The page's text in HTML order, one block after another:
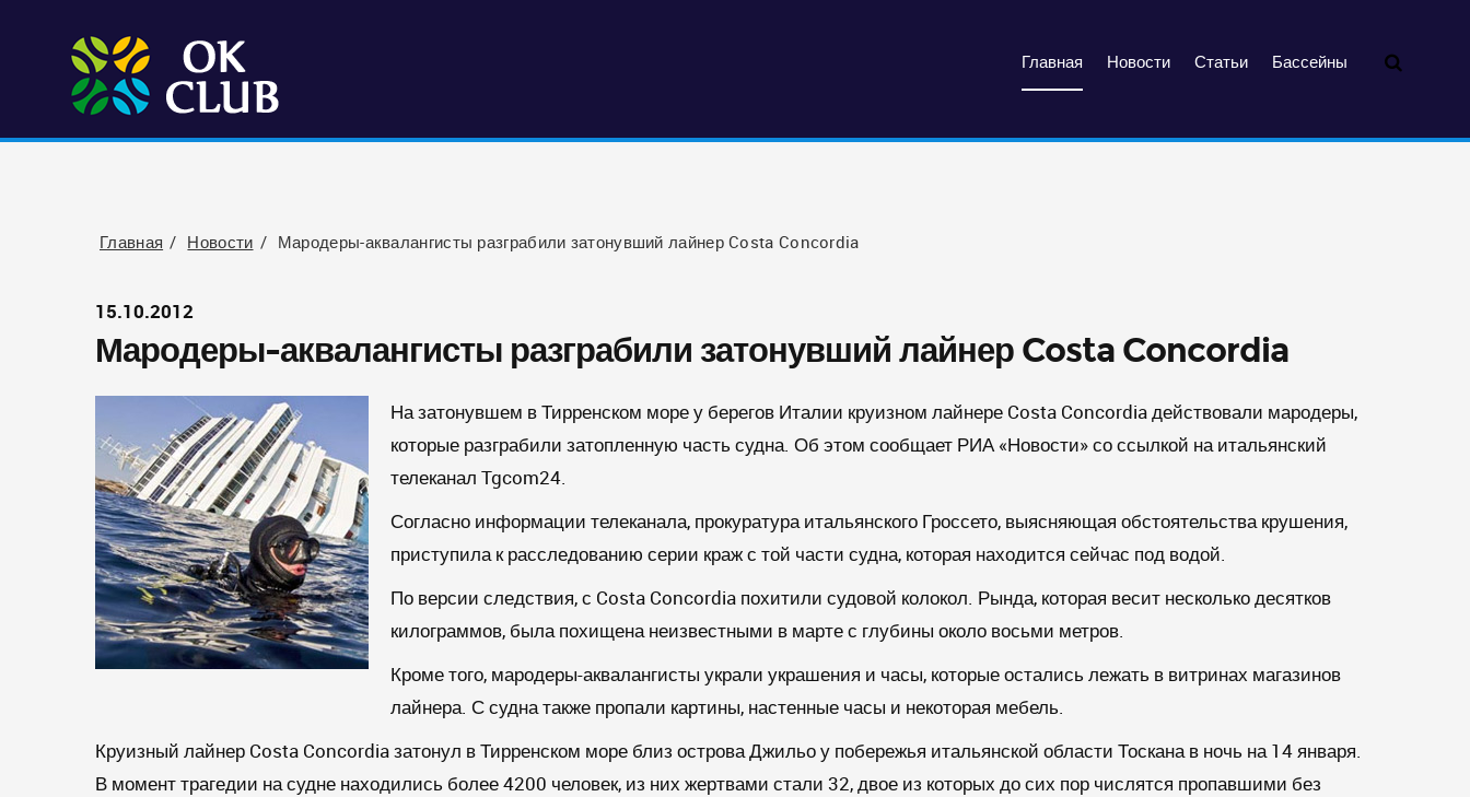
Главная Новости Статьи Бассейны
Главная Новости Мародеры-аквалангисты разграбили затонувший лайнер Costa Concordia
15.10.2012
Мародеры-аквалангисты разграбили затонувший лайнер Costa Concordia
На затонувшем в Тирренском море у берегов Италии круизном лайнере Costa Concordia действовали мародеры,
которые разграбили затопленную часть судна. Об этом сообщает РИА «Новости» со ссылкой на итальянский
телеканал Tgcom24.
Согласно информации телеканала, прокуратура итальянского Гроссето, выясняющая обстоятельства крушения,
приступила к расследованию серии краж с той части судна, которая находится сейчас под водой.
По версии следствия, с Costa Concordia похитили судовой колокол. Рында, которая весит несколько десятков
килограммов, была похищена неизвестными в марте с глубины около восьми метров.
Кроме того, мародеры-аквалангисты украли украшения и часы, которые остались лежать в витринах магазинов
лайнера. С судна также пропали картины, настенные часы и некоторая мебель.
Круизный лайнер Costa Concordia затонул в Тирренском море близ острова Джильо у побережья итальянской области Тоскана в ночь на 14 января.
В момент трагедии на судне находились более 4200 человек, из них жертвами стали 32, двое из которых до сих пор числятся пропавшими без